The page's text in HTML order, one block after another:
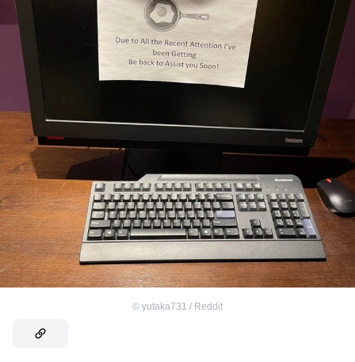
© yutaka731 / Reddit